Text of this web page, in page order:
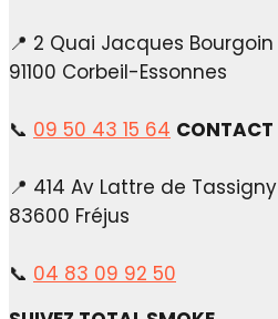
📍 2 Quai Jacques Bourgoin
91100 Corbeil-Essonnes
📞 09 50 43 15 64 CONTACT
📍 414 Av Lattre de Tassigny
83600 Fréjus
📞 04 83 09 92 50